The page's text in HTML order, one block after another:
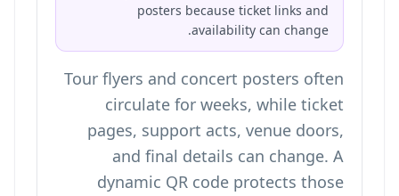
posters because ticket links and
availability can change.
Tour flyers and concert posters often
circulate for weeks, while ticket
pages, support acts, venue doors,
and final details can change. A
dynamic QR code protects those